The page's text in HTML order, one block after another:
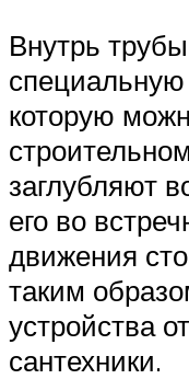
Внутрь
специальную
которую
заглубляют
его во
движения
таким
устройства
сантехники.